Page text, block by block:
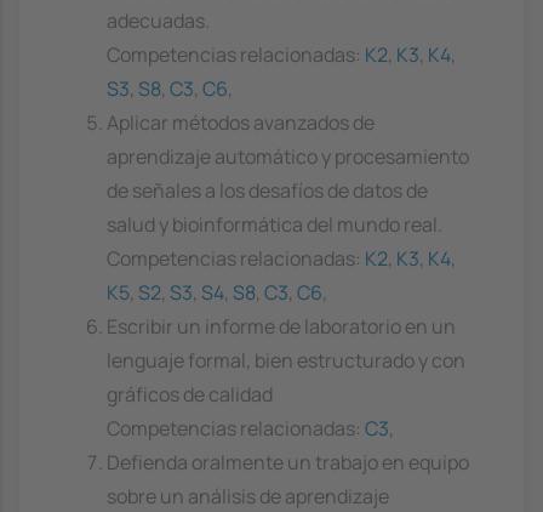
adecuadas.
Competencias relacionadas: K2, K3, K4,
S3, S8, C3, C6,
Aplicar métodos avanzados de
aprendizaje automático y procesamiento
de señales a los desafíos de datos de
salud y bioinformática del mundo real.
Competencias relacionadas: K2, K3, K4,
K5, S2, S3, S4, S8, C3, C6,
Escribir un informe de laboratorio en un
lenguaje formal, bien estructurado y con
gráficos de calidad
Competencias relacionadas: C3,
Defienda oralmente un trabajo en equipo
sobre un análisis de aprendizaje